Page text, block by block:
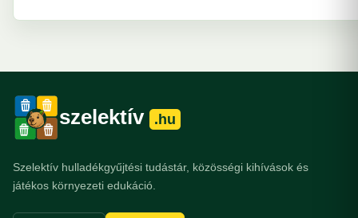
szelektív .hu
Szelektív hulladékgyűjtési tudástár, közösségi kihívások és
játékos környezeti edukáció.